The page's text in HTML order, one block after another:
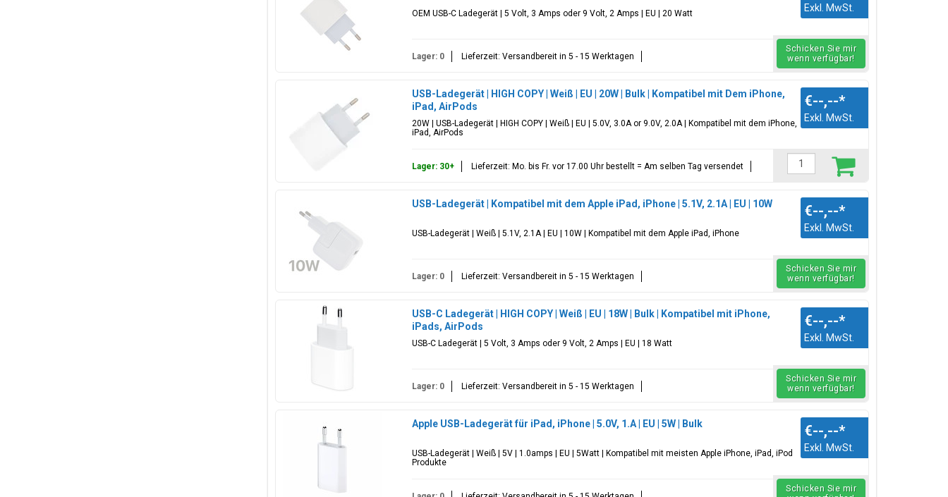
OEM USB-C Ladegerät | 5 Volt, 3 Amps oder 9 Volt, 2 Amps | EU | 20 Watt Exkl. MwSt.
Lager: 0 Lieferzeit: Versandbereit in 5 - 15 Werktagen
Schicken Sie mir
wenn verfügbar!
USB-Ladegerät | HIGH COPY | Weiß | EU | 20W | Bulk | Kompatibel mit Dem iPhone,
iPad, AirPods
20W | USB-Ladegerät | HIGH COPY | Weiß | EU | 5.0V, 3.0A or 9.0V, 2.0A | Kompatibel mit dem iPhone,
iPad, AirPods
€--,--*
Exkl. MwSt.
Lager: 30+ Lieferzeit: Mo. bis Fr. vor 17.00 Uhr bestellt = Am selben Tag versendet
USB-Ladegerät | Kompatibel mit dem Apple iPad, iPhone | 5.1V, 2.1A | EU | 10W
USB-Ladegerät | Weiß | 5.1V, 2.1A | EU | 10W | Kompatibel mit dem Apple iPad, iPhone
€--,--*
Exkl. MwSt.
Lager: 0 Lieferzeit: Versandbereit in 5 - 15 Werktagen
Schicken Sie mir
wenn verfügbar!
USB-C Ladegerät | HIGH COPY | Weiß | EU | 18W | Bulk | Kompatibel mit iPhone,
iPads, AirPods
USB-C Ladegerät | 5 Volt, 3 Amps oder 9 Volt, 2 Amps | EU | 18 Watt
€--,--*
Exkl. MwSt.
Lager: 0 Lieferzeit: Versandbereit in 5 - 15 Werktagen
Schicken Sie mir
wenn verfügbar!
Apple USB-Ladegerät für iPad, iPhone | 5.0V, 1.A | EU | 5W | Bulk
USB-Ladegerät | Weiß | 5V | 1.0amps | EU | 5Watt | Kompatibel mit meisten Apple iPhone, iPad, iPod
Produkte
€--,--*
Exkl. MwSt.
Schicken Sie mir